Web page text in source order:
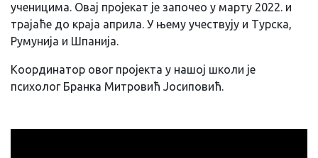
ученицима. Овај пројекат је започео у марту 2022. и
трајаће до краја априла. У њему учествују и Турска,
Румунија и Шпанија.
Координатор овог пројекта у нашој школи је
психолог Бранка Митровић Јосиповић.